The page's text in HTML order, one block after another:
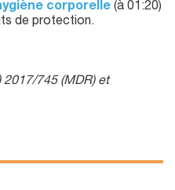
corporelle (à 01:20)
de protection.
745 (MDR) et